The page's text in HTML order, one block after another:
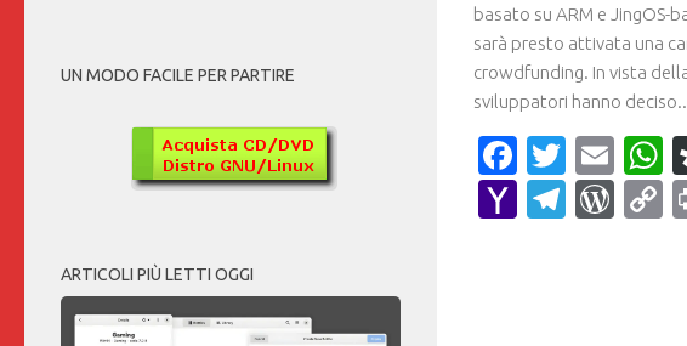
basato su ARM e JingOS-
sarà presto attivata una
crowdfunding. In vista
sviluppatori hanno
Facebook
Yahoo
UN MODO FACILE PER PARTIRE
ARTICOLI PIÙ LETTI OGGI